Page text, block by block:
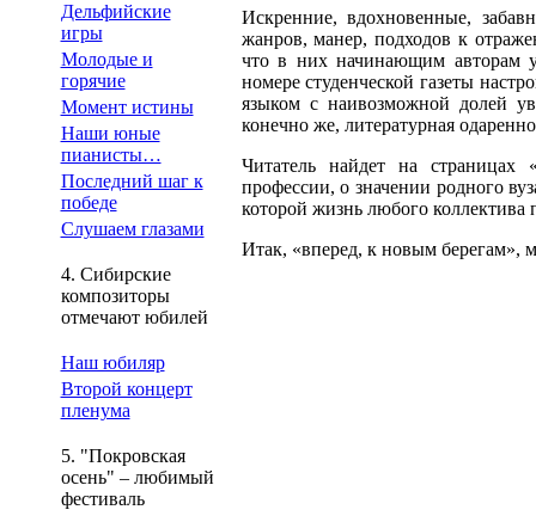
Дельфийские
игры
Молодые и
горячие
Момент истины
Наши юные
пианисты…
Последний шаг к
победе
Слушаем глазами
4. Сибирские
композиторы
отмечают юбилей
Наш юбиляр
Второй концерт
пленума
5. "Покровская
осень" – любимый
фестиваль
Искренние, вдохновенные,
жанров, манер, подходов к
что в них начинающим авторам
номере студенческой газеты
языком с наивозможной долей
конечно же, литературная
Читатель найдет на страницах
профессии, о значении родного
которой жизнь любого коллектива
Итак, «вперед, к новым берегам»,